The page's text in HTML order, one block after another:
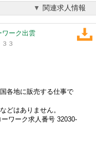
関連求人情報
ワーク出雲
３
各地に販売する仕事で
どはありません。
ワーク求人番号 32030-